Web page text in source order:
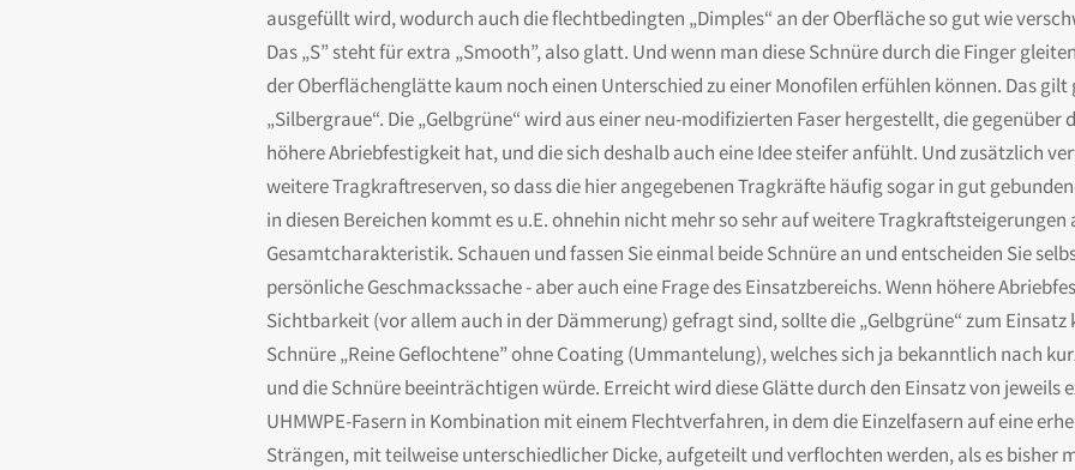
ausgefüllt wird, wodurch auch die flechtbedingten „Dimples“ an der Oberfläche so gut wie
Das „S” steht für extra „Smooth”, also glatt. Und wenn man diese Schnüre durch die Finger
der Oberflächenglätte kaum noch einen Unterschied zu einer Monofilen erfühlen können. Das gilt
„Silbergraue“. Die „Gelbgrüne“ wird aus einer neu-modifizierten Faser hergestellt, die gegenüber
höhere Abriebfestigkeit hat, und die sich deshalb auch eine Idee steifer anfühlt. Und zusätzlich
weitere Tragkraftreserven, so dass die hier angegebenen Tragkräfte häufig sogar in gut
in diesen Bereichen kommt es u.E. ohnehin nicht mehr so sehr auf weitere
Gesamtcharakteristik. Schauen und fassen Sie einmal beide Schnüre an und entscheiden Sie
persönliche Geschmackssache - aber auch eine Frage des Einsatzbereichs. Wenn höhere
Sichtbarkeit (vor allem auch in der Dämmerung) gefragt sind, sollte die „Gelbgrüne“ zum Einsatz
Schnüre „Reine Geflochtene” ohne Coating (Ummantelung), welches sich ja bekanntlich nach
und die Schnüre beeinträchtigen würde. Erreicht wird diese Glätte durch den Einsatz von jeweils
UHMWPE-Fasern in Kombination mit einem Flechtverfahren, in dem die Einzelfasern auf eine
Strängen, mit teilweise unterschiedlicher Dicke, aufgeteilt und verflochten werden, als es bisher